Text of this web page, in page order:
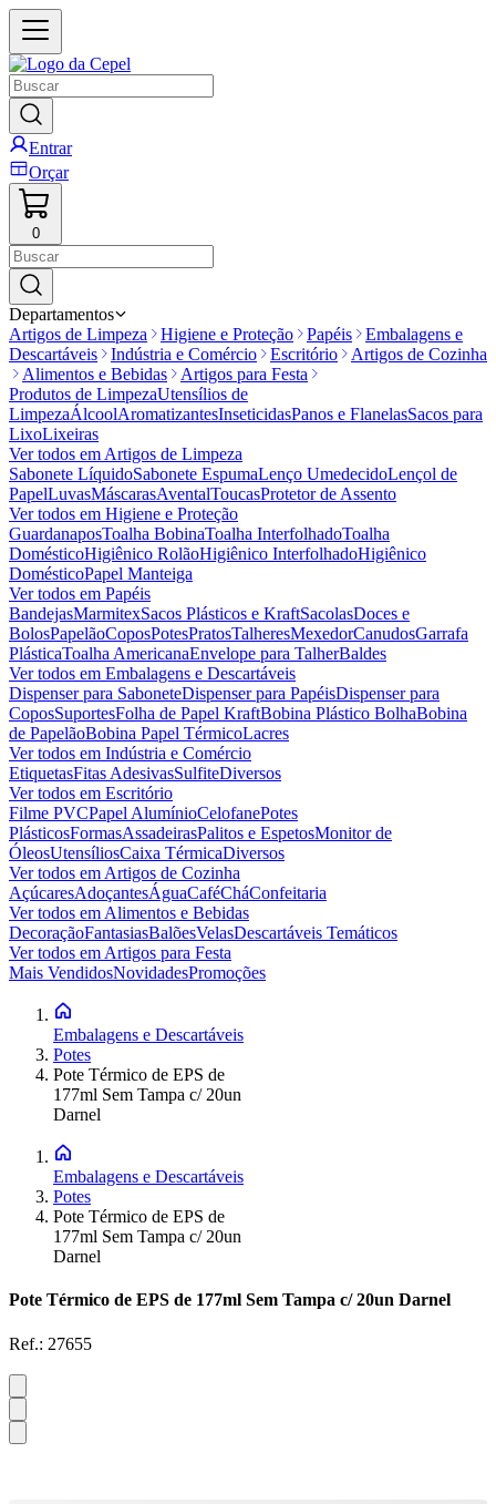
Entrar
Orçar
0
Departamentos
Artigos de Limpeza
Higiene e Proteção Papéis
Embalagens e
Descartáveis
Indústria e Comércio Escritório
Artigos de Cozinha
Alimentos e Bebidas
Artigos para Festa
Produtos de LimpezaUtensílios de
LimpezaÁlcoolAromatizantesInseticidasPanos e FlanelasSacos para
LixoLixeiras
Ver todos em Artigos de Limpeza
Sabonete LíquidoSabonete EspumaLenço UmedecidoLençol de
PapelLuvasMáscarasAventalToucasProtetor de Assento
Ver todos em Higiene e Proteção
GuardanaposToalha BobinaToalha InterfolhadoToalha
DomésticoHigiênico RolãoHigiênico InterfolhadoHigiênico
DomésticoPapel Manteiga
Ver todos em Papéis
BandejasMarmitexSacos Plásticos e KraftSacolasDoces e
BolosPapelãoCoposPotesPratosTalheresMexedorCanudosGarrafa
PlásticaToalha AmericanaEnvelope para TalherBaldes
Ver todos em Embalagens e Descartáveis
Dispenser para SaboneteDispenser para PapéisDispenser para
CoposSuportesFolha de Papel KraftBobina Plástico BolhaBobina
de PapelãoBobina Papel TérmicoLacres
Ver todos em Indústria e Comércio
EtiquetasFitas AdesivasSulfiteDiversos
Ver todos em Escritório
Filme PVCPapel AlumínioCelofanePotes
PlásticosFormasAssadeirasPalitos e EspetosMonitor de
ÓleosUtensíliosCaixa TérmicaDiversos
Ver todos em Artigos de Cozinha
AçúcaresAdoçantesÁguaCaféCháConfeitaria
Ver todos em Alimentos e Bebidas
DecoraçãoFantasiasBalõesVelasDescartáveis Temáticos
Ver todos em Artigos para Festa
Mais VendidosNovidadesPromoções
Embalagens e Descartáveis
Potes
Pote Térmico de EPS de
177ml Sem Tampa c/ 20un
Darnel
Embalagens e Descartáveis
Potes
Pote Térmico de EPS de
177ml Sem Tampa c/ 20un
Darnel
Pote Térmico de EPS de 177ml Sem Tampa c/ 20un Darnel
Ref.: 27655